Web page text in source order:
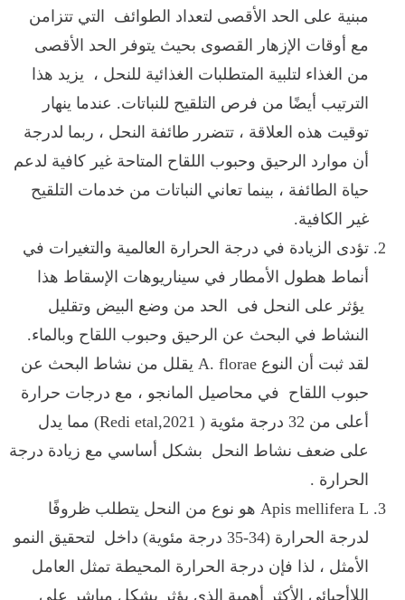
مبنية على الحد الأقصى لتعداد الطوائف التي تتزامن
مع أوقات الإزهار القصوى بحيث يتوفر الحد الأقصى
من الغذاء لتلبية المتطلبات الغذائية للنحل ، يزيد هذا
الترتيب أيضًا من فرص التلقيح للنباتات. عندما ينهار
توقيت هذه العلاقة ، تتضرر طائفة النحل ، ربما لدرجة
أن موارد الرحيق وحبوب اللقاح المتاحة غير كافية لدعم
حياة الطائفة ، بينما تعاني النباتات من خدمات التلقيح
غير الكافية.
تؤدى الزيادة في درجة الحرارة العالمية والتغيرات في
أنماط هطول الأمطار في سيناريوهات الإسقاط هذا
يؤثر على النحل فى الحد من وضع البيض وتقليل
النشاط في البحث عن الرحيق وحبوب اللقاح وبالماء.
لقد ثبت أن النوع A. florae يقلل من نشاط البحث عن
حبوب اللقاح في محاصيل المانجو ، مع درجات حرارة
أعلى من 32 درجة مئوية (
Redi etal,2021) مما يدل
على ضعف نشاط النحل بشكل أساسي مع زيادة درجة
الحرارة .
Apis mellifera L هو نوع من النحل يتطلب ظروفًا
لدرجة الحرارة (34-35 درجة مئوية) داخل لتحقيق النمو
الأمثل ، لذا فإن درجة الحرارة المحيطة تمثل العامل
اللاأحيائي الأكثر أهمية الذي يؤثر بشكل مباشر على